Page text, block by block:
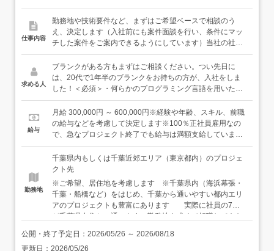
仕事内容
勤務地や技術要件など、まずはご希望ベースで相談のう
え、決定します（入社前にも案件面談を行い、条件にマッ
チした案件をご案内できるようにしています）当社の社員
は、3分の2以上が勤続10年以上。持っているスキルを活か
しつつ、広げていく・深めていく・新しい領域にチャレン
ジできる環境が整っているから、同じ会社で長く働いてい
くことが可能です。具体的には…◆システムの設計・開発
進行中。・省庁、自治体、メガバンク、大手SIerなど20年
の実績で、余計な会社を経由しません。・営業担当に指名
で入る非公開案件含む、週2,000件超の豊富な案件から参
お持ちのスキル経験やご希望に応じてお任せします。・要
件定義や上流工程の経験が豊富な方には、プロジェクト企
画段階からお手伝いするポジションもあります。◆海浜幕
張（リモートあり）のプロジェクト例・メーカー基幹シス
テム更改（C#、PHP）・Windows業務アプリ開発
（.NET、JavaScript、Oracle）・官公庁向けシステムリプ
レース（Java／上流工程から担当）◆実績のある開発環境
【言語】C#.NET、Java、PHP、JavaScript、TypeScript、
求める人
ブランクがある方もまずはご相談ください。つい先日に
は、20代で1年半のブランクをお持ちの方が、入社をしま
した！＜必須＞・何らかのプログラミング言語を用いた開
発の実務経験（1年以上）＜こんな方に向いています＞・
納得のいく案件でスキルを伸ばしていきたい方・穏やかな
雰囲気の会社で働きたい方
給与
月給 300,000円 ～ 600,000円※経験や年齢、スキル、前職
の給与などを考慮して決定します※100％正社員雇用なの
で、急なプロジェクト終了でも給与は満額支給しています
＜社員の年収例＞26歳（経験3年程度）／年収386万円35
歳（経験10年程度）／年収525万円42歳（経験20年程度）
／年収710万円
勤務地
千葉県内もしくは千葉近郊エリア（東京都内）のプロジェ
クト先
※ご希望、居住地を考慮します ※千葉県内（海浜幕張・
千葉・船橋など）をはじめ、千葉から通いやすい都内エリ
アのプロジェクトも豊富にあります 実際に社員の7割
が千葉県在住と、通いやすい勤務地を求めて転職してきた
インも可能です 本社や分室（大手町）勤務希望の方
は、面接時にご相談ください ※いずれも駅より徒歩5
公開・終了予定日： 2026/05/26 ～ 2026/08/18
更新日： 2026/05/26